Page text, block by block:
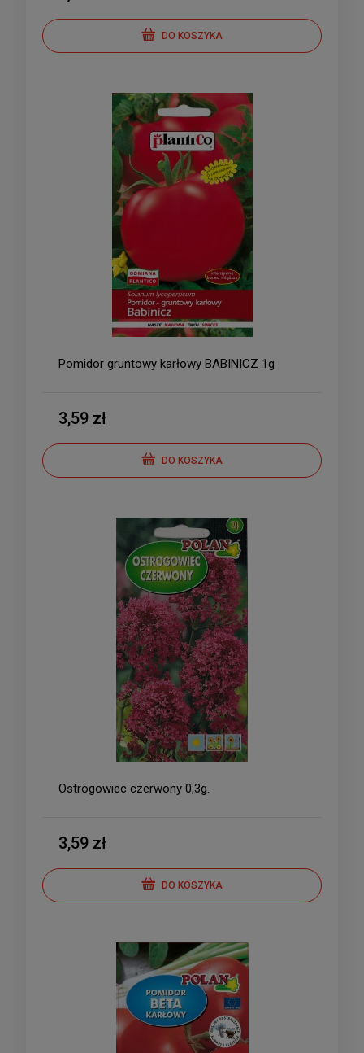
DO KOSZYKA
Pomidor gruntowy karłowy BABINICZ 1g
3,59 zł
DO KOSZYKA
Ostrogowiec czerwony 0,3g.
3,59 zł
DO KOSZYKA